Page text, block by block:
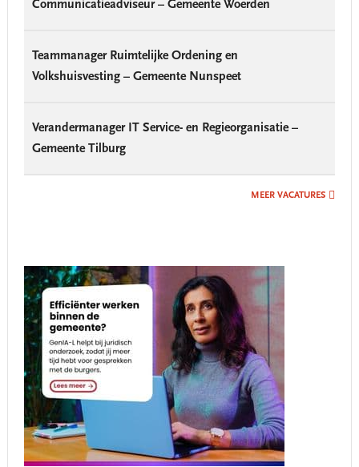
Communicatieadviseur – Gemeente Woerden
Teammanager Ruimtelijke Ordening en
Volkshuisvesting – Gemeente Nunspeet
Verandermanager IT Service- en Regieorganisatie –
Gemeente Tilburg
MEER VACATURES